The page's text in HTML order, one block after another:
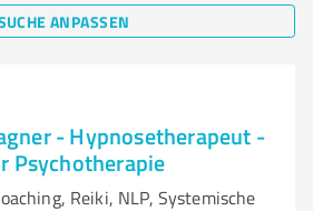
ANPASSEN
- Hypnosetherapeut -
Psychotherapie
Reiki, NLP, Systemische